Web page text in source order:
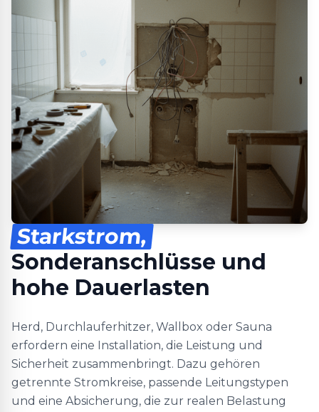
Starkstrom,
Sonderanschlüsse und
hohe Dauerlasten
Herd, Durchlauferhitzer, Wallbox oder Sauna
erfordern eine Installation, die Leistung und
Sicherheit zusammenbringt. Dazu gehören
getrennte Stromkreise, passende Leitungstypen
und eine Absicherung, die zur realen Belastung